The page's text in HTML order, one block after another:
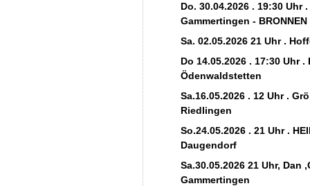
Do. 30.04.2026 . 19:30 Uhr
Gammertingen - BRONNEN
Sa. 02.05.2026 21 Uhr .
Do 14.05.2026 . 17:30 Uhr
Ödenwaldstetten
Sa.16.05.2026 . 12 Uhr .
Riedlingen
So.24.05.2026 . 21 Uhr .
Daugendorf
Sa.30.05.2026 21 Uhr, Dan
Gammertingen